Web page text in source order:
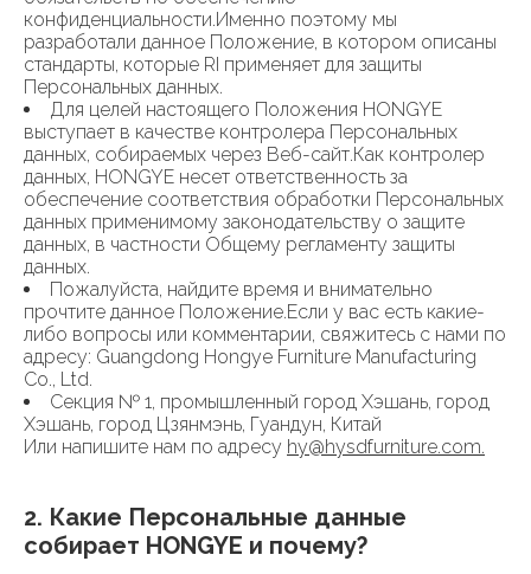
конфиденциальности.Именно поэтому мы
разработали данное Положение, в котором описаны
стандарты, которые RI применяет для защиты
Персональных данных.
Для целей настоящего Положения HONGYE
выступает в качестве контролера Персональных
данных, собираемых через Веб-сайт.Как контролер
данных, HONGYE несет ответственность за
обеспечение соответствия обработки Персональных
данных применимому законодательству о защите
данных, в частности Общему регламенту защиты
данных.
Пожалуйста, найдите время и внимательно
прочтите данное Положение.Если у вас есть какие-
либо вопросы или комментарии, свяжитесь с нами по
адресу: Guangdong Hongye Furniture Manufacturing
Co., Ltd.
Секция № 1, промышленный город Хэшань, город
Хэшань, город Цзянмэнь, Гуандун, Китай
Или напишите нам по адресу hy@hysdfurniture.com.
2. Какие Персональные данные
собирает HONGYE и почему?